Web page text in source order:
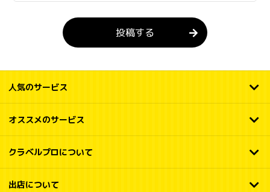
投稿する
人気のサービス
オススメのサービス
クラベルプロについて
出店について